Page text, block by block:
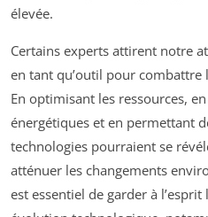
élevée.
Certains experts attirent notre
en tant qu’outil pour combattre
En optimisant les ressources,
énergétiques et en permettant
technologies pourraient se
atténuer les changements
est essentiel de garder à l’esprit